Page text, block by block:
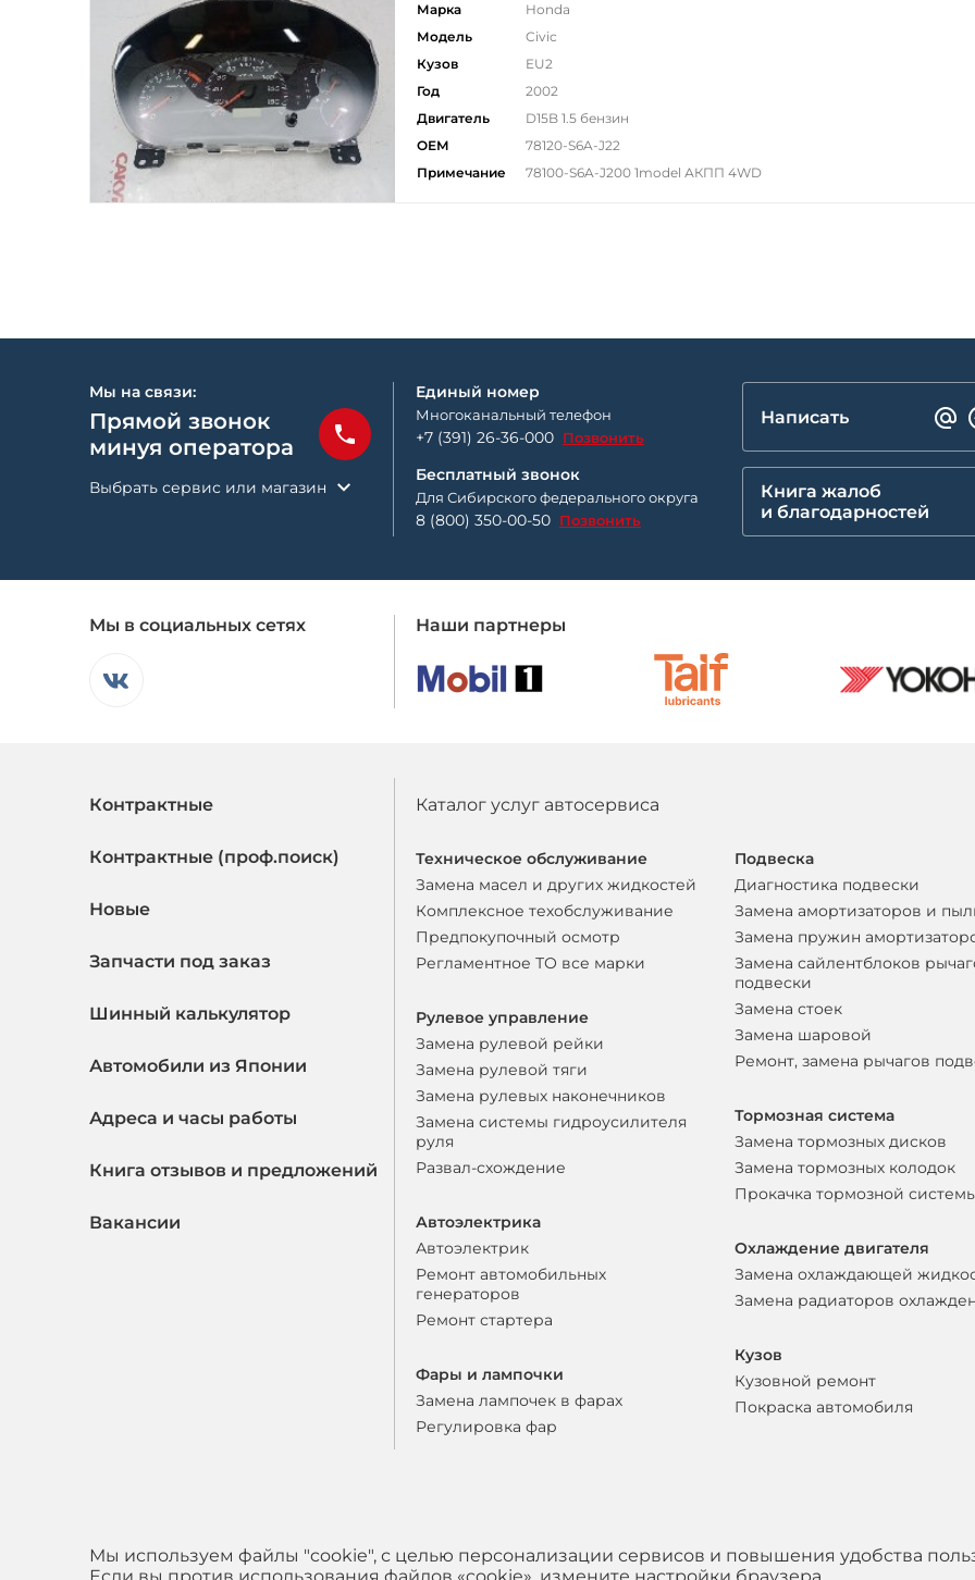
Марка
Honda
Модель
Civic
Кузов
EU2
Год
2002
Двигатель
D15B 1.5 бензин
ОЕМ
78120-S6A-J22
Примечание
78100-S6A-J200 1model АКПП 4WD
Мы на связи:
Прямой звонок
минуя оператора
Выбрать сервис или магазин
Единый номер
Многоканальный телефон
+7 (391) 26-36-000 Позвонить
Бесплатный звонок
Для Сибирского федерального округа
8 (800) 350-00-50 Позвонить
Написать
Книга жалоб
и благодарностей
Мы в социальных сетях Наши партнеры
Контрактные
Контрактные (проф.поиск)
Новые
Запчасти под заказ
Шинный калькулятор
Автомобили из Японии
Адреса и часы работы
Книга отзывов и предложений
Вакансии
Каталог услуг автосервиса
Техническое обслуживание
Замена масел и других жидкостей
Комплексное техобслуживание
Предпокупочный осмотр
Регламентное ТО все марки
Рулевое управление
Замена рулевой рейки
Замена рулевой тяги
Замена рулевых наконечников
Замена системы гидроусилителя
руля
Развал-схождение
Автоэлектрика
Автоэлектрик
Ремонт автомобильных
генераторов
Ремонт стартера
Фары и лампочки
Замена лампочек в фарах
Регулировка фар
Подвеска
Диагностика подвески
Замена амортизаторов и
Замена пружин
Замена сайлентблоков
подвески
Замена стоек
Замена шаровой
Ремонт, замена рычагов
Тормозная система
Замена тормозных дисков
Замена тормозных колодок
Прокачка тормозной
Охлаждение двигателя
Замена охлаждающей
Замена радиаторов
Кузов
Кузовной ремонт
Покраска автомобиля
Мы используем файлы "cookie", с целью персонализации сервисов и повышения удобства